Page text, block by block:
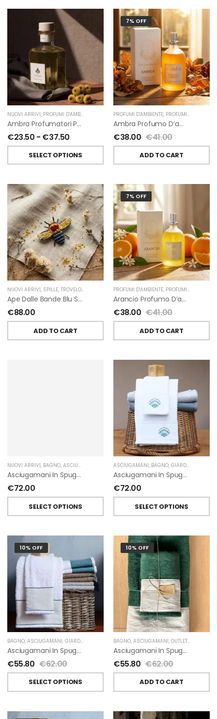
NUOVI ARRIVI, PROFUMI D'AMBIENTE PROFUMATORI A BASTONCINI ,CHIARA FIRENZE
Ambra Profumatori Per Ambiente A Bastoncini Di Chiara Firenze
€23.50 - €37.50
SELECT OPTIONS
7% OFF
PROFUMI D'AMBIENTE, PROFUMI D'AMBIENTE FIORIRA' UN GIARDINO
Ambra Profumo D’ambiente Di Fiorirà Un Giardino
€38.00 €41.00
ADD TO CART
NUOVI ARRIVI, SPILLE, TROVELORE
Ape Dalle Bande Blu Spilla Decorata A Mano Di Trovelore
€88.00
ADD TO CART
7% OFF
PROFUMI D'AMBIENTE, PROFUMI D'AMBIENTE FIORIRA' UN GIARDINO
Arancio Profumo D’ambiente Di Fiorirà Un Giardino
€38.00 €41.00
ADD TO CART
NUOVI ARRIVI, BAGNO, ASCIUGAMANI GIARDINO SEGRETO
Asciugamani In Spugna Con Fiori In Lino Applicati Di Giardino Segreto.
€72.00
SELECT OPTIONS
ASCIUGAMANI, BAGNO, GIARDINO SEGRETO
Asciugamani In Spugna Con Ricami Marini Di Giardino Segreto.
€72.00
SELECT OPTIONS
10% OFF
BAGNO, ASCIUGAMANI, GIARDINO SEGRETO
Asciugamani In Spugna E Lino Di Giardino Segreto
€55.80 €62.00
SELECT OPTIONS
10% OFF
BAGNO, ASCIUGAMANI, OUTLET,
Asciugamani In Spugna E Lino Di Giardino Segreto
€55.80 €62.00
ADD TO CART